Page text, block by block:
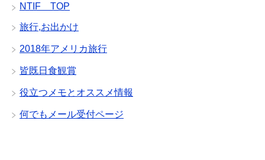
NTIF TOP
旅行,お出かけ
2018年アメリカ旅行
皆既日食観賞
役立つメモとオススメ情報
何でもメール受付ページ